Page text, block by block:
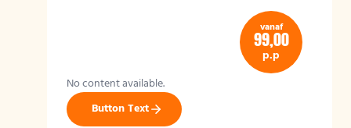
vanaf
99,00
p.p
No content available.
Button Text